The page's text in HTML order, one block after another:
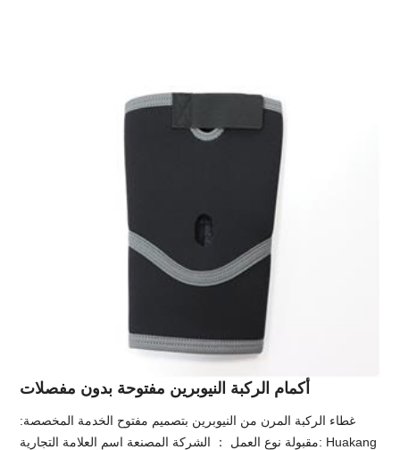
أكمام الركبة النيوبرين مفتوحة بدون مفصلات
غطاء الركبة المرن من النيوبرين بتصميم مفتوح الخدمة المخصصة:
مقبولة نوع العمل ： الشركة المصنعة اسم العلامة التجارية: Huakang